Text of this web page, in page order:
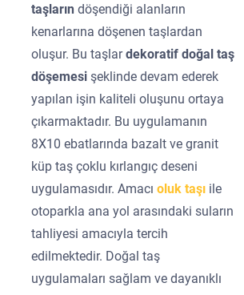
taşların döşendiği alanların
kenarlarına döşenen taşlardan
oluşur. Bu taşlardekoratif doğal taş
döşemesişeklinde devam ederek
yapılan işin kaliteli oluşunu ortaya
çıkarmaktadır. Bu uygulamanın
8X10 ebatlarında bazalt ve granit
küp taş çoklu kırlangıç deseni
uygulamasıdır. Amacıoluk taşı ile
otoparkla ana yol arasındaki suların
tahliyesi amacıyla tercih
edilmektedir. Doğal taş
uygulamaları sağlam ve dayanıklı